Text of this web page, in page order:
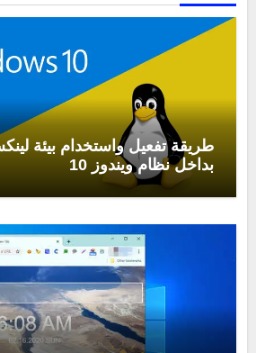
طريقة تفعيل واستخدام بيئة
بداخل نظام ويندوز 10